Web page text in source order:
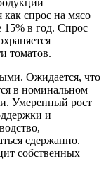
как спрос на мясо
15% в год. Спрос
томатов.
Ожидается, что
в номинальном
Умеренный рост
и
сдержанно.
собственных